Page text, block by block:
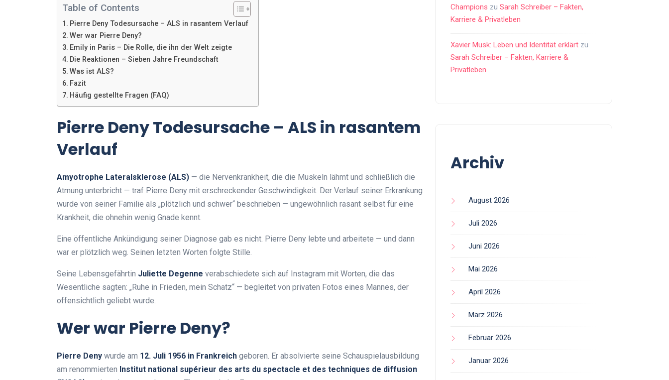
Table of Contents
Pierre Deny Todesursache – ALS in rasantem Verlauf
Wer war Pierre Deny?
Emily in Paris – Die Rolle, die ihn der Welt zeigte
Die Reaktionen – Sieben Jahre Freundschaft
Was ist ALS?
Fazit
Häufig gestellte Fragen (FAQ)
Pierre Deny Todesursache – ALS in rasantem
Verlauf
Amyotrophe Lateralsklerose (ALS) — die Nervenkrankheit, die die Muskeln lähmt und schließlich die
Atmung unterbricht — traf Pierre Deny mit erschreckender Geschwindigkeit. Der Verlauf seiner Erkrankung
wurde von seiner Familie als „plötzlich und schwer“ beschrieben — ungewöhnlich rasant selbst für eine
Krankheit, die ohnehin wenig Gnade kennt.
Eine öffentliche Ankündigung seiner Diagnose gab es nicht. Pierre Deny lebte und arbeitete — und dann
war er plötzlich weg. Seinen letzten Worten folgte Stille.
Seine Lebensgefährtin Juliette Degenne verabschiedete sich auf Instagram mit Worten, die das
Wesentliche sagten: „Ruhe in Frieden, mein Schatz“ — begleitet von privaten Fotos eines Mannes, der
offensichtlich geliebt wurde.
Wer war Pierre Deny?
Pierre Deny wurde am 12. Juli 1956 in Frankreich geboren. Er absolvierte seine Schauspielausbildung
am renommierten Institut national supérieur des arts du spectacle et des techniques de diffusion
Champions zu Sarah Schreiber – Fakten,
Karriere & Privatleben
Xavier Musk: Leben und Identität erklärt zu
Sarah Schreiber – Fakten, Karriere &
Privatleben
Archiv
August 2026
Juli 2026
Juni 2026
Mai 2026
April 2026
März 2026
Februar 2026
Januar 2026